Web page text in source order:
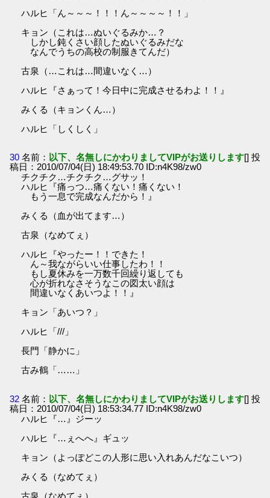
ハルヒ「ん～～～！！！ん～～～～！！」
キョン（これは…ぬいぐるみか…？
しかし鈍くさい顔したぬいぐるみだな
なんでうちの高校の制服きてんだ）
古泉（…これは…間違いなく…）
ハルヒ『さぁって！今日中に完成させるわよ！！』
みくる（キョンくん…）
ハルヒ「しくしく」
30 名前： 以下、名無しにかわりましてVIPがお送りします[] 投
稿日：2010/07/04(日) 18:49:53.70 ID:n4K98/zw0
チクチク…チクチク…グサッ！
ハルヒ『痛っつ…痛くない！痛くない！
もう一息で完成なんだから！』
みくる（血が出てます…）
古泉（なめてぇ）
ハルヒ『やったー！！できた！
ん～我ながらいい仕事したわ！！
もし夏休みを一万数千回繰り返しても
心が折れなさそうなこの図太い顔は
間違いなくあいつよ！！』
キョン「あいつ？」
ハルヒ「///」
長門「静かに」
古み鶴「……」
32 名前： 以下、名無しにかわりましてVIPがお送りします[] 投
稿日：2010/07/04(日) 18:53:34.77 ID:n4K98/zw0
ハルヒ『…』ジーッ
ハルヒ『…ぇへへ』ギュッ
キョン（よっぽどこの人形に思い入れあんだなこいつ）
みくる（なめてぇ）
古泉（なめてぇ）